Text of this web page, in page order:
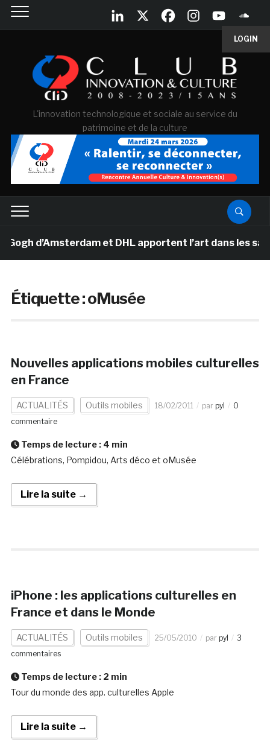
LOGIN
L'innovation technologique et sociale au service du
patrimoine et de la culture
d’Amsterdam et DHL apportent l’art dans les
Étiquette :oMusée
Nouvelles applications mobiles culturelles
en France
ACTUALITÉS Outils mobiles 18/02/2011 par pyl
0
commentaire
Temps de lecture : 4 min
Célébrations, Pompidou, Arts déco et oMusée
Lire la suite →
iPhone : les applications culturelles en
France et dans le Monde
ACTUALITÉS Outils mobiles 25/05/2010 par pyl
3
commentaires
Temps de lecture : 2 min
Tour du monde des app. culturelles Apple
Lire la suite →